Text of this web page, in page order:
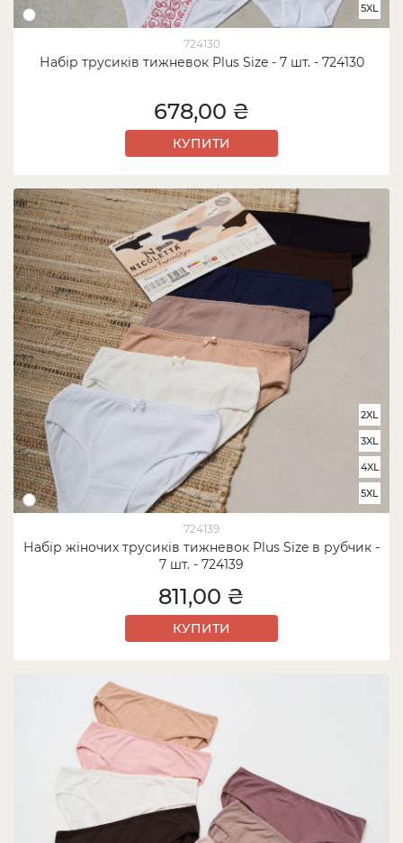
724130
Набір трусиків тижневок Plus Size - 7 шт. - 724130
5XL
678,00 ₴
КУПИТИ
724139
Набір жіночих трусиків тижневок Plus Size в рубчик -
7 шт. - 724139
2XL
3XL
4XL
5XL
811,00 ₴
КУПИТИ